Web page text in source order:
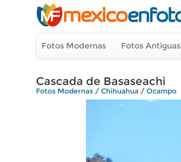
Fotos Modernas Fotos Antiguas
Cascada de Basaseachi
Fotos Modernas / Chihuahua / Ocampo